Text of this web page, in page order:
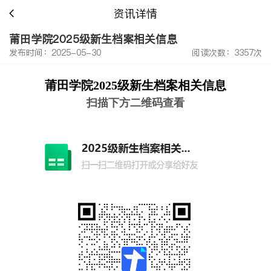
资讯详情
莆田学院2025级新生档案相关信息
发布时间：2025-05-30 阅读次数：3357次
莆田学院2025级新生档案相关信息
扫描下方二维码查看